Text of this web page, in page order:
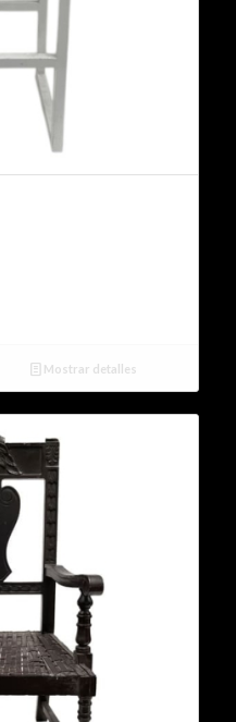
Mostrar detalles